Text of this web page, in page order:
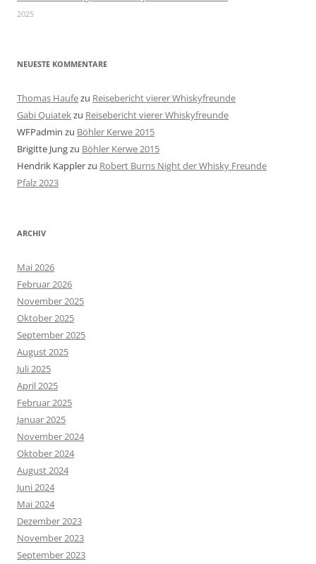
2025
NEUESTE KOMMENTARE
Thomas Haufezu Reisebericht vierer Whiskyfreunde
Gabi Quiatek zu Reisebericht vierer Whiskyfreunde
WFPadmin zu Böhler Kerwe 2015
Brigitte Jungzu Böhler Kerwe 2015
Hendrik Kapplerzu Robert Burns Night der Whisky Freunde
Pfalz 2023
ARCHIV
Mai 2026
Februar 2026
November 2025
Oktober 2025
September 2025
August 2025
Juli 2025
April 2025
Februar 2025
Januar 2025
November 2024
Oktober 2024
August 2024
Juni 2024
Mai 2024
Dezember 2023
November 2023
September 2023